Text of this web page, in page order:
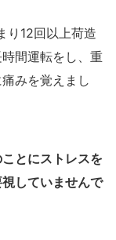
り12回以上荷造
間運転をし、重
みを覚えまし
とにストレスを
していませんで